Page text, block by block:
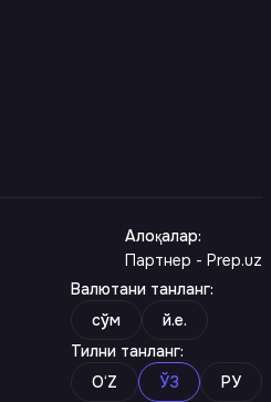
Алоқалар:
Партнер - Prep.uz
Валютани танланг:
сўм
й.е.
Тилни танланг:
O‘Z
ЎЗ РУ